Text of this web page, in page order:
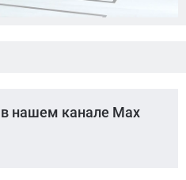
нашем канале Max